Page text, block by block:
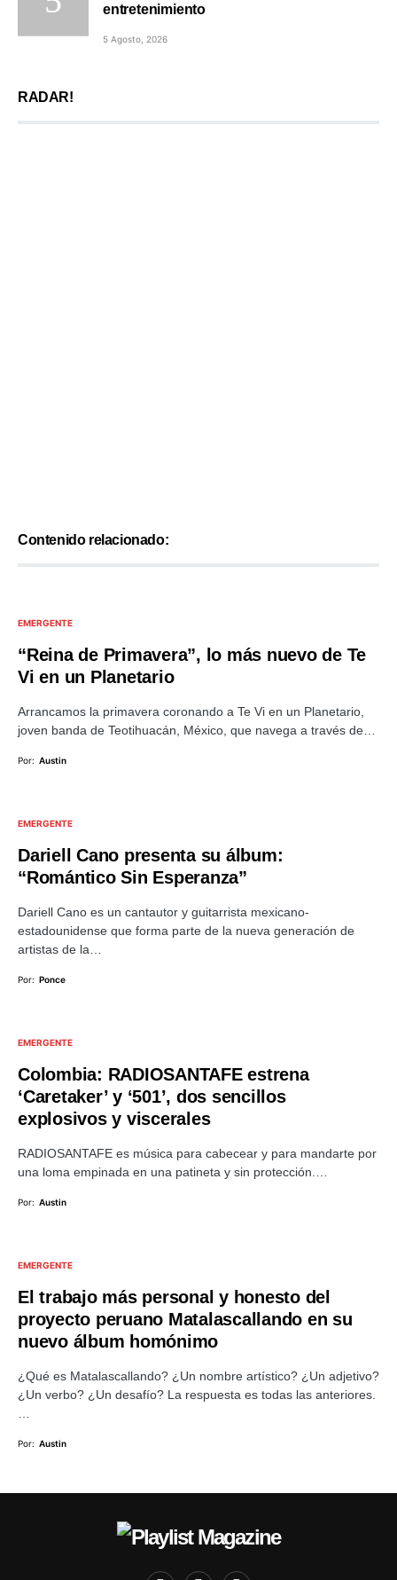
entretenimiento
5 Agosto, 2026
RADAR!
Contenido relacionado:
EMERGENTE
“Reina de Primavera”, lo más nuevo de Te
Vi en un Planetario
Arrancamos la primavera coronando a Te Vi en un Planetario,
joven banda de Teotihuacán, México, que navega a través de…
Por: Austin
EMERGENTE
Dariell Cano presenta su álbum:
“Romántico Sin Esperanza”
Dariell Cano es un cantautor y guitarrista mexicano-
estadounidense que forma parte de la nueva generación de
artistas de la…
Por: Ponce
EMERGENTE
Colombia: RADIOSANTAFE estrena
‘Caretaker’ y ‘501’, dos sencillos
explosivos y viscerales
RADIOSANTAFE es música para cabecear y para mandarte por
una loma empinada en una patineta y sin protección.…
Por: Austin
EMERGENTE
El trabajo más personal y honesto del
proyecto peruano Matalascallando en su
nuevo álbum homónimo
¿Qué es Matalascallando? ¿Un nombre artístico? ¿Un adjetivo?
¿Un verbo? ¿Un desafío? La respuesta es todas las anteriores.
Por: Austin